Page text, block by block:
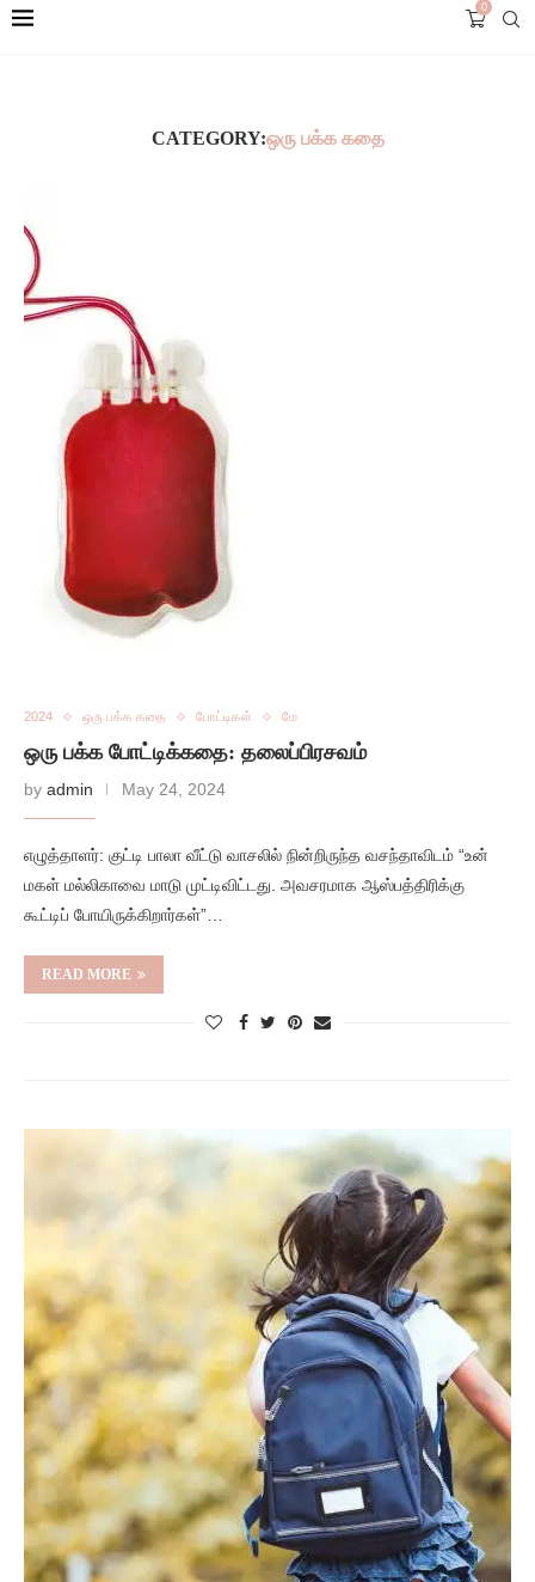
0
CATEGORY:ஒரு பக்க கதை
2024 ஒரு பக்க கதை போட்டிகள் மே
ஒரு பக்க போட்டிக்கதை: தலைப்பிரசவம்
by admin May 24, 2024
எழுத்தாளர்: குட்டி பாலா வீட்டு வாசலில் நின்றிருந்த வசந்தாவிடம் “உன்
மகள் மல்லிகாவை மாடு முட்டிவிட்டது. அவசரமாக ஆஸ்பத்திரிக்கு
கூட்டிப் போயிருக்கிறார்கள்”…
READ MORE